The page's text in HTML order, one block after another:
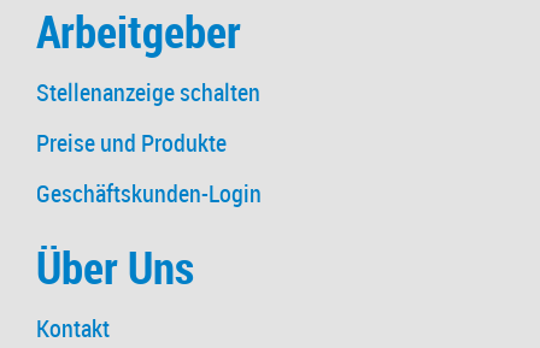
Arbeitgeber
Stellenanzeige schalten
Preise und Produkte
Geschäftskunden-Login
Über Uns
Kontakt